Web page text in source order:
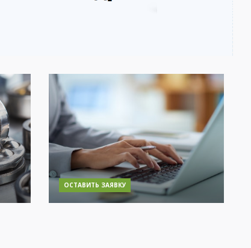
ОСТАВИТЬ ЗАЯВКУ